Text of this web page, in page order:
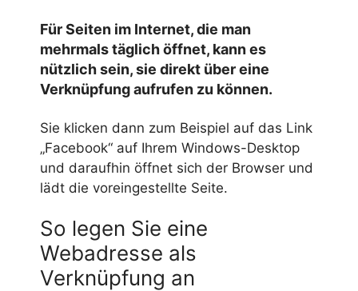
Für Seiten im Internet, die man
mehrmals täglich öffnet, kann es
nützlich sein, sie direkt über eine
Verknüpfung aufrufen zu können.
Sie klicken dann zum Beispiel auf das Link
„Facebook“ auf Ihrem Windows-Desktop
und daraufhin öffnet sich der Browser und
lädt die voreingestellte Seite.
So legen Sie eine
Webadresse als
Verknüpfung an